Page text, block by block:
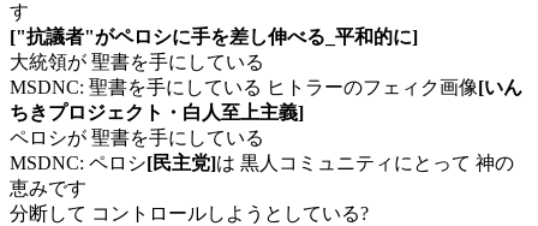
す
["抗議者"がペロシに手を差し伸べる_平和的に]
大統領が 聖書を手にしている
MSDNC: 聖書を手にしている ヒトラーのフェィク画像[いん
ちきプロジェクト・白人至上主義]
ペロシが 聖書を手にしている
MSDNC: ペロシ[民主党]は 黒人コミュニティにとって 神の
恵みです
分断して コントロールしようとしている?